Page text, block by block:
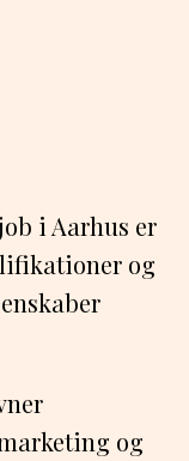
i Aarhus er
og
og